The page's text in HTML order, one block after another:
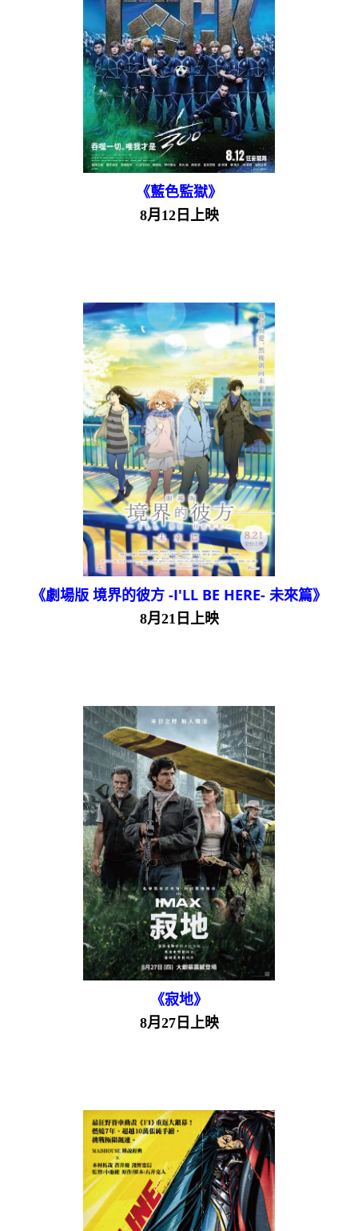
《藍色監獄》
8月12日上映
《劇場版 境界的彼方 -I'LL BE HERE- 未來篇》
8月21日上映
《寂地》
8月27日上映